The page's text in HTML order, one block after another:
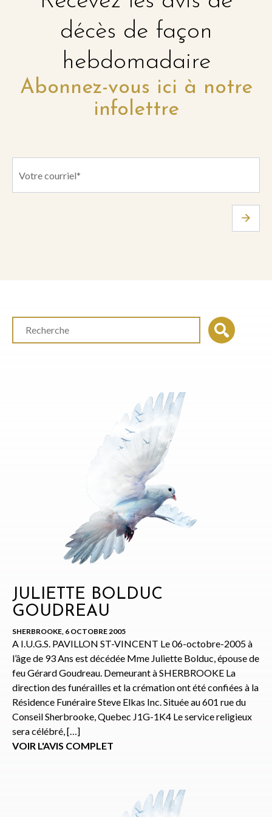
décès de façon
hebdomadaire
Abonnez-vous ici à notre
infolettre
JULIETTE BOLDUC
GOUDREAU
SHERBROOKE, 6 OCTOBRE 2005
A I.U.G.S. PAVILLON ST-VINCENT Le 06-octobre-2005 à
l’âge de 93 Ans est décédée Mme Juliette Bolduc, épouse de
feu Gérard Goudreau. Demeurant à SHERBROOKE La
direction des funérailles et la crémation ont été confiées à la
Résidence Funéraire Steve Elkas Inc. Située au 601 rue du
Conseil Sherbrooke, Quebec J1G-1K4 Le service religieux
sera célébré, […]
VOIR L'AVIS COMPLET